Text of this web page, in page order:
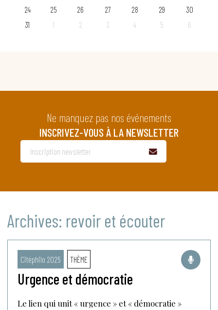
24
25 26 27 28 29
30
31
1 2 3 4 5 6
Ne manquez pas nos événements
INSCRIVEZ-VOUS À LA NEWSLETTER
Archives: revoir et écouter
Citéphilo 2025 THÈME
Urgence et démocratie
Le lien qui unit « urgence » et « démocratie »